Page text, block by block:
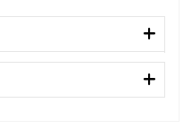
siz yapın!